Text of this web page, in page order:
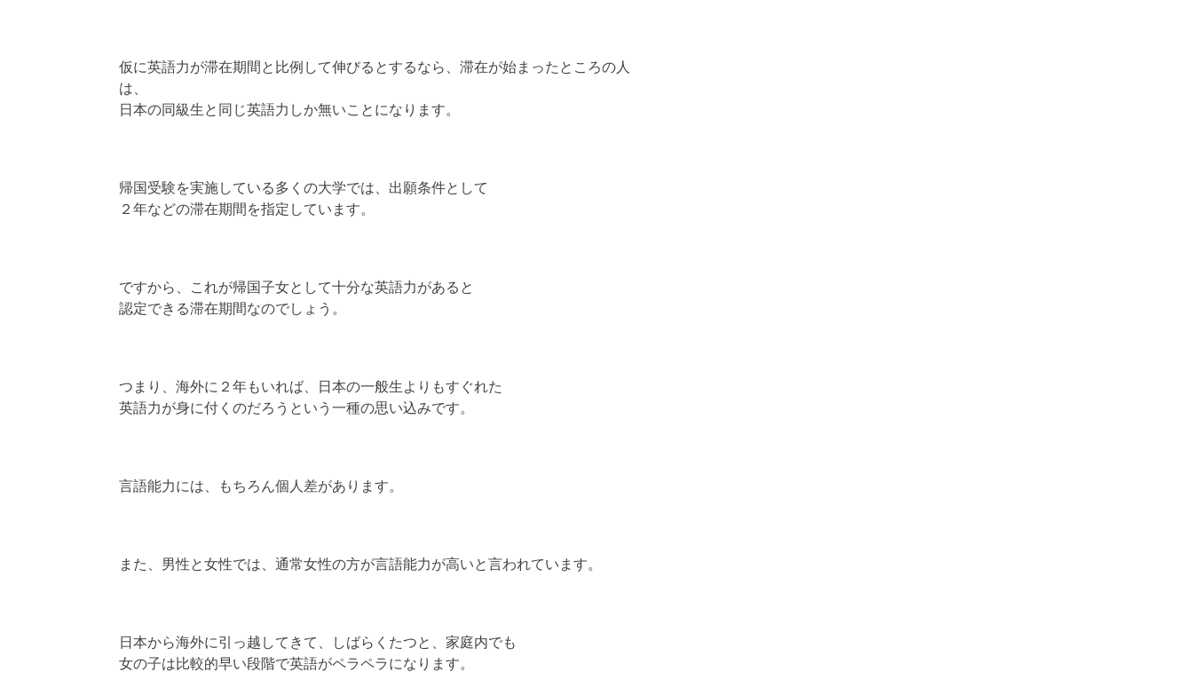
仮に英語力が滞在期間と比例して伸びるとするなら、滞在が始まったところの人
は、
日本の同級生と同じ英語力しか無いことになります。
帰国受験を実施している多くの大学では、出願条件として
２年などの滞在期間を指定しています。
ですから、これが帰国子女として十分な英語力があると
認定できる滞在期間なのでしょう。
つまり、海外に２年もいれば、日本の一般生よりもすぐれた
英語力が身に付くのだろうという一種の思い込みです。
言語能力には、もちろん個人差があります。
また、男性と女性では、通常女性の方が言語能力が高いと言われています。
日本から海外に引っ越してきて、しばらくたつと、家庭内でも
女の子は比較的早い段階で英語がペラペラになります。